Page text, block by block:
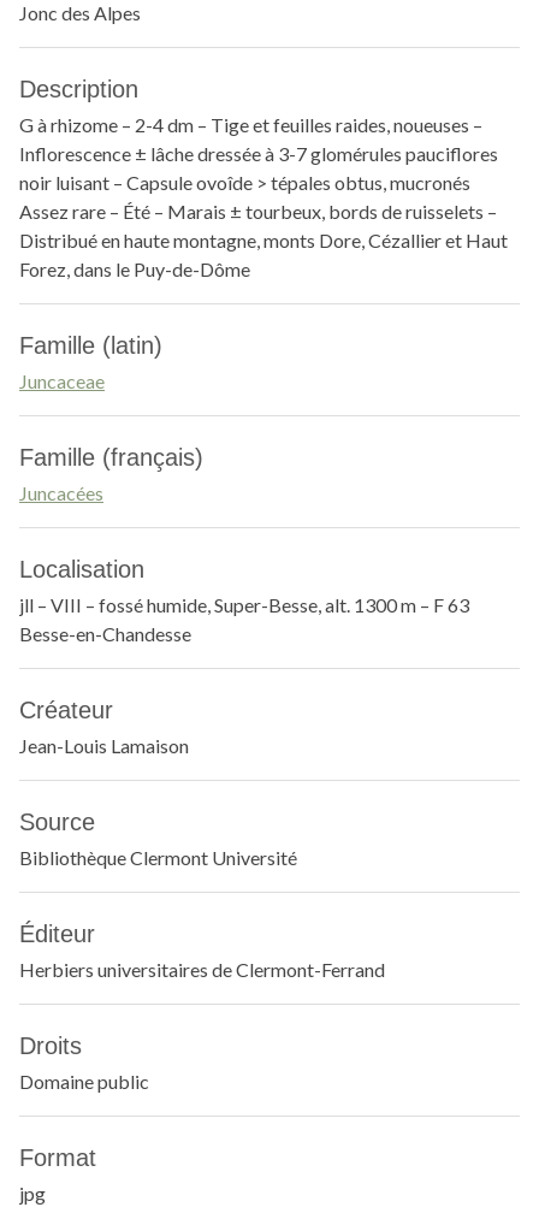
Jonc des Alpes
Description
G à rhizome – 2-4 dm – Tige et feuilles raides, noueuses –
Inflorescence ± lâche dressée à 3-7 glomérules pauciflores
noir luisant – Capsule ovoîde > tépales obtus, mucronés
Assez rare – Été – Marais ± tourbeux, bords de ruisselets –
Distribué en haute montagne, monts Dore, Cézallier et Haut
Forez, dans le Puy-de-Dôme
Famille (latin)
Juncaceae
Famille (français)
Juncacées
Localisation
jll – VIII – fossé humide, Super-Besse, alt. 1300 m – F 63
Besse-en-Chandesse
Créateur
Jean-Louis Lamaison
Source
Bibliothèque Clermont Université
Éditeur
Herbiers universitaires de Clermont-Ferrand
Droits
Domaine public
Format
jpg